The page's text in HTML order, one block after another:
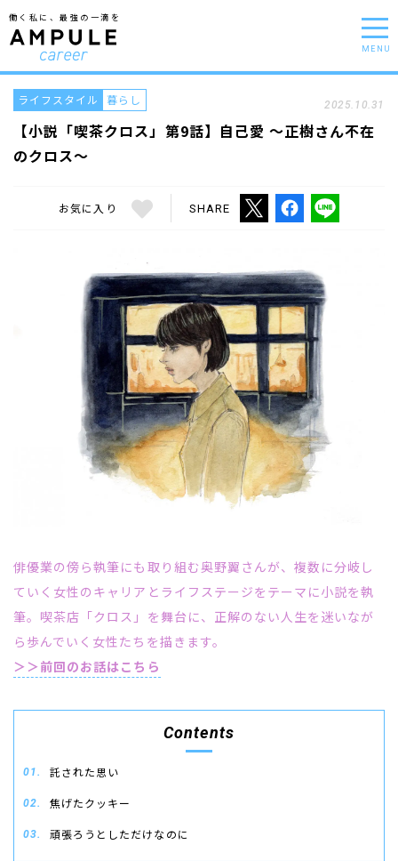
働く私に、最強の一滴を
MENU
【小説「喫茶クロス」第9話】自己愛 〜正樹さん不在
のクロス〜
ライフスタイル 暮らし 2025.10.31
お気に入り SHARE
俳優業の傍ら執筆にも取り組む奥野翼さんが、複数に分岐し
ていく女性のキャリアとライフステージをテーマに小説を執
筆。喫茶店「クロス」を舞台に、正解のない人生を迷いなが
ら歩んでいく女性たちを描きます。
＞＞前回のお話はこちら
Contents
託された思い
焦げたクッキー
頑張ろうとしただけなのに